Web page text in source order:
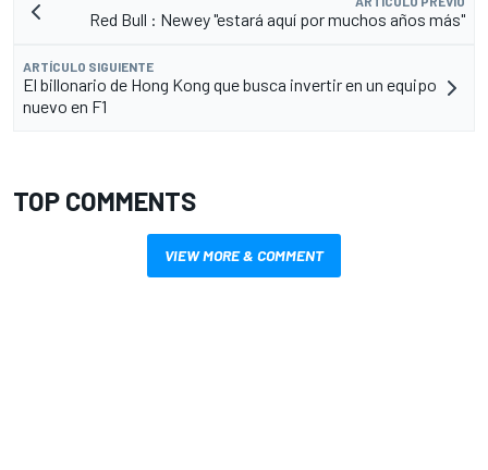
Red Bull : Newey "estará aquí por muchos años más"
ARTÍCULO SIGUIENTE
El billonario de Hong Kong que busca invertir en un equipo
nuevo en F1
TOP COMMENTS
VIEW MORE & COMMENT